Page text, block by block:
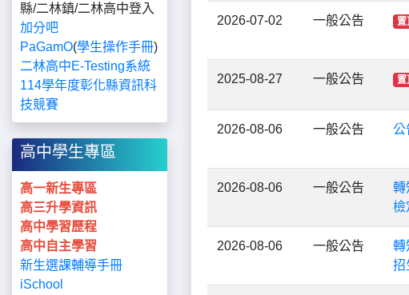
縣/二林鎮/二林高中登入
加分吧
PaGamO(學生操作手冊)
二林高中E-Testing系統
​​​​​114學年度彰化縣資訊科
技競賽
高中學生專區
高一新生專區
高三升學資訊
高中學習歷程
高中自主學習
新生選課輔導手冊
iSchool
2026-07-02 一般公告 置
2025-08-27 一般公告 置
2026-08-06 一般公告 公
2026-08-06 一般公告
轉
檢
2026-08-06 一般公告
轉
招